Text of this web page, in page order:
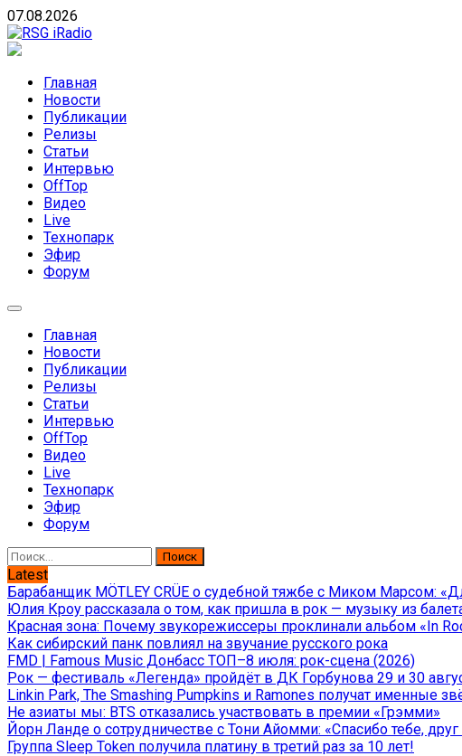
Skip
to
content
07.08.2026
Главная
Новости
Публикации
Релизы
Статьи
Интервью
OffTop
Видео
Live
Технопарк
Эфир
Форум
Главная
Новости
Публикации
Релизы
Статьи
Интервью
OffTop
Видео
Live
Технопарк
Эфир
Форум
Найти:
Latest
Барабанщик MÖTLEY CRÜE о судебной тяжбе с Миком Марсом:
Юлия Кроу рассказала о том, как пришла в рок — музыку из
Красная зона: Почему звукорежиссеры проклинали альбом «In
Как сибирский панк повлиял на звучание русского рока
FMD | Famous Music Донбасс ТОП–8 июля: рок-сцена (2026)
Рок — фестиваль «Легенда» пройдёт в ДК Горбунова 29 и 30
Linkin Park, The Smashing Pumpkins и Ramones получат именные
Не азиаты мы: BTS отказались участвовать в премии «Грэмми»
Йорн Ланде о сотрудничестве с Тони Айомми: «Спасибо тебе,
Группа Sleep Token получила платину в третий раз за 10 лет!